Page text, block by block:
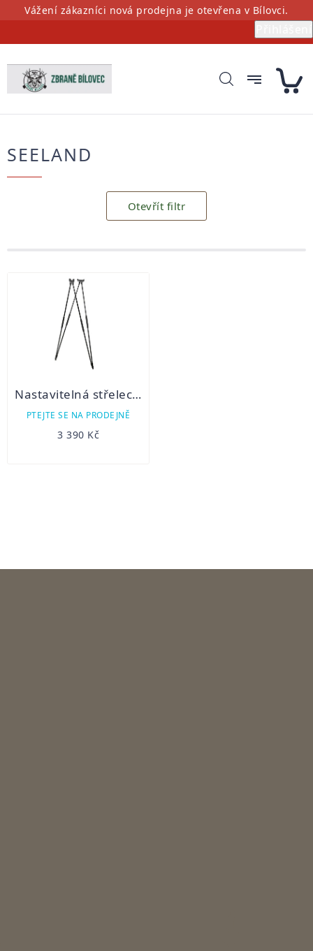
PřejítVážení zákazníci nová prodejna je otevřena v Bílovci.
SEELAND
Otevřít filtr
produktů
Nastavitelná střelecká hůl Seeland Decoy 4
PTEJTE SE NA PRODEJNĚ
3 390 Kč